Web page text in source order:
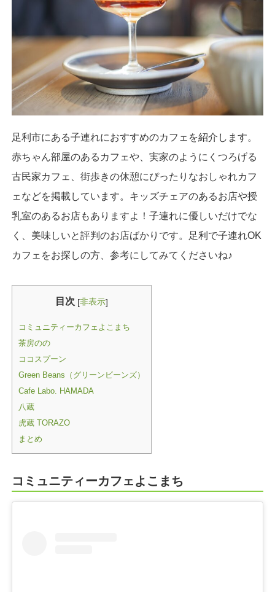
足利市にある子連れにおすすめのカフェを紹介します。
赤ちゃん部屋のあるカフェや、実家のようにくつろげる
古民家カフェ、街歩きの休憩にぴったりなおしゃれカフ
ェなどを掲載しています。キッズチェアのあるお店や授
乳室のあるお店もありますよ！子連れに優しいだけでな
く、美味しいと評判のお店ばかりです。足利で子連れOK
カフェをお探しの方、参考にしてみてくださいね♪
目次 [非表示]
コミュニティーカフェよこまち
茶房のの
ココスプーン
Green Beans（グリーンビーンズ）
Cafe Labo. HAMADA
八蔵
虎蔵 TORAZO
まとめ
コミュニティーカフェよこまち